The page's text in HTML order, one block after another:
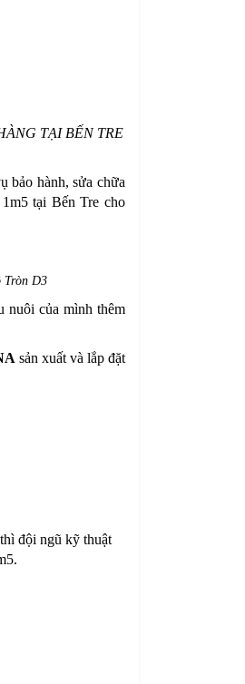
TẠI BẾN TRE
bảo hành, sửa chữa
tại Bến Tre cho
Tròn D3
nuôi của mình thêm
sản xuất và lắp đặt
đội ngũ kỹ thuật